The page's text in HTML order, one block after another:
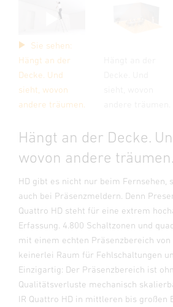
Sie sehen:
Hängt an der
Decke. Und
sieht, wovon
andere träumen.
Hängt an der Decke.
wovon andere träumen.
HD gibt es nicht nur beim Fernsehen,
auch bei Präsenzmeldern. Denn
Quattro HD steht für eine extrem
Erfassung. 4.800 Schaltzonen und
mit einem echten Präsenzbereich von
keinerlei Raum für Fehlschaltungen
Einzigartig: Der Präsenzbereich ist
Qualitätsverluste mechanisch
IR Quattro HD in mittleren bis großen